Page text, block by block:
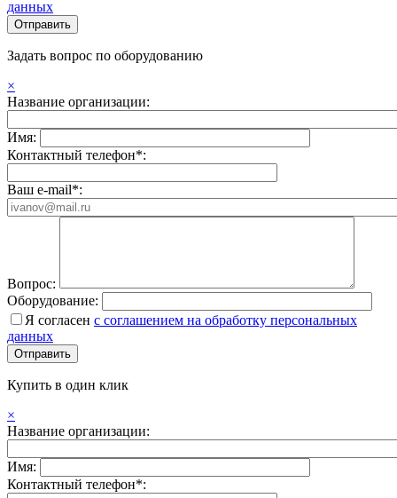
данных
Задать вопрос по оборудованию
×
Название организации:
Имя:
Контактный телефон*:
Ваш e-mail*:
Вопрос:
Оборудование:
Я согласен с соглашением на обработку персональных
данных
Купить в один клик
×
Название организации:
Имя:
Контактный телефон*: